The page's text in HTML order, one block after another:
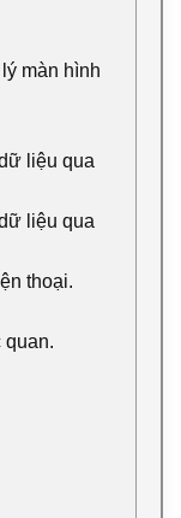
màn hình
liệu qua
liệu qua
thoại.
quan.